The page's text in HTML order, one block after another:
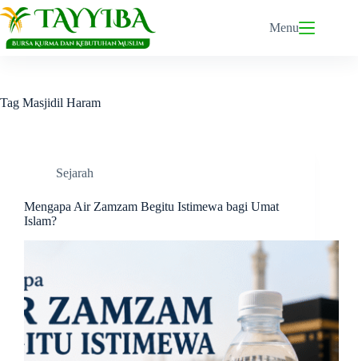
Skip
to
content
Menu
Tag Masjidil Haram
Sejarah
Mengapa Air Zamzam Begitu Istimewa bagi Umat
Islam?